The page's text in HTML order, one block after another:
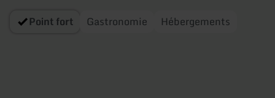
Point fort Gastronomie Hébergements